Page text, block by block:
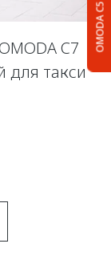
OMODA C5
C7
для такси